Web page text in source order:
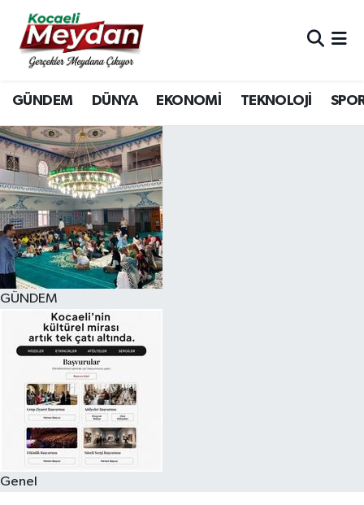
GÜNDEM DÜNYA EKONOMİ TEKNOLOJİ
GÜNDEM
Genel
Nöbetçi Eczaneler
Hava Durumu
Trafik Durumu
Süper Lig Puan Durumu ve Fikstür
Tüm Manşetler
Son Dakika Haberleri
Haber Arşivi